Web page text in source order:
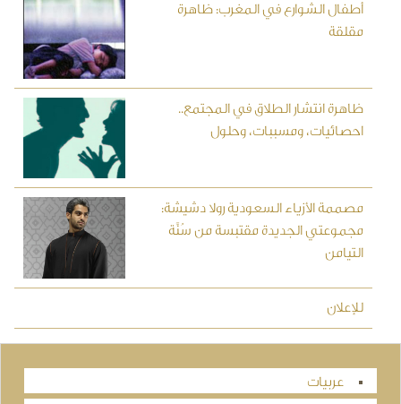
أطفال الشوارع في المغرب: ظاهرة
مقلقة
ظاهرة انتشار الطلاق في المجتمع..
احصائيات، ومسببات، وحلول
مصممة الأزياء السعودية رولا دشيشة:
مجموعتي الجديدة مقتبسة من سُنَّة
التيامن
للإعلان
عربيات